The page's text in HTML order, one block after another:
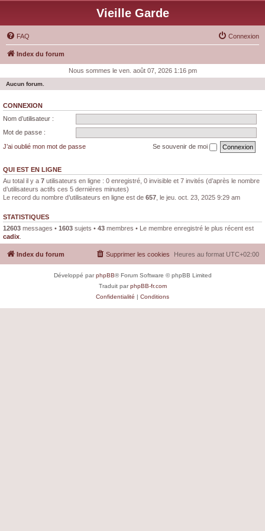
Vieille Garde
FAQ Connexion
Index du forum
Nous sommes le ven. août 07, 2026 1:16 pm
Aucun forum.
CONNEXION
Nom d’utilisateur :
Mot de passe :
J’ai oublié mon mot de passe
Se souvenir de moi
QUI EST EN LIGNE
Au total il y a 7 utilisateurs en ligne : 0 enregistré, 0 invisible et 7 invités (d’après le nombre
d’utilisateurs actifs ces 5 dernières minutes)
Le record du nombre d’utilisateurs en ligne est de 657 , le jeu. oct. 23, 2025 9:29 am
STATISTIQUES
12603 messages • 1603 sujets • 43 membres • Le membre enregistré le plus récent est
cadix
Index du forum Heures au format UTC+02:00
Supprimer les cookies
Développé parphpBB® Forum Software © phpBB Limited
Traduit parphpBB-fr.com
Confidentialité | Conditions